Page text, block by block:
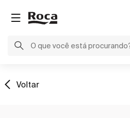
Voltar